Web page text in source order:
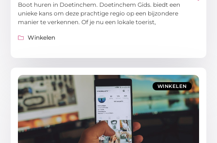
Boot huren in Doetinchem. Doetinchem Gids. biedt een
unieke kans om deze prachtige regio op een bijzondere
manier te verkennen. Of je nu een lokale toerist,
Winkelen
WINKELEN